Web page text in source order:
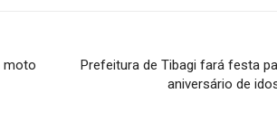
moto
Prefeitura de Tibagi fará festa
aniversário de